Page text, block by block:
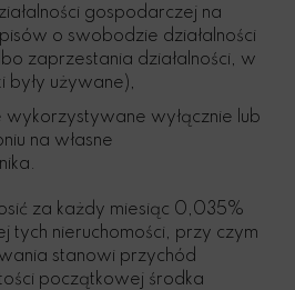
gospodarczej na
o swobodzie działalności
zaprzestania działalności, w
były używane),
wykorzystywane wyłącznie lub
na własne
za każdy miesiąc 0,035%
tych nieruchomości, przy czym
stanowi przychód
początkowej środka